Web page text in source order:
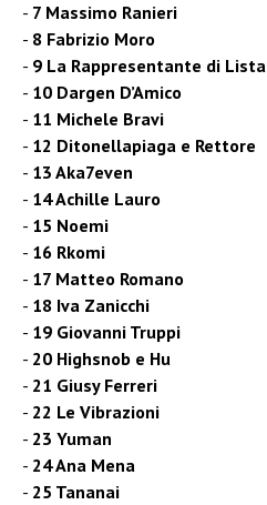
7 Massimo Ranieri
8 Fabrizio Moro
9 La Rappresentante di Lista
10 Dargen D’Amico
11 Michele Bravi
12 Ditonellapiaga e Rettore
13 Aka7even
14 Achille Lauro
15 Noemi
16 Rkomi
17 Matteo Romano
18 Iva Zanicchi
19 Giovanni Truppi
20 Highsnob e Hu
21 Giusy Ferreri
22 Le Vibrazioni
23 Yuman
24 Ana Mena
25 Tananai